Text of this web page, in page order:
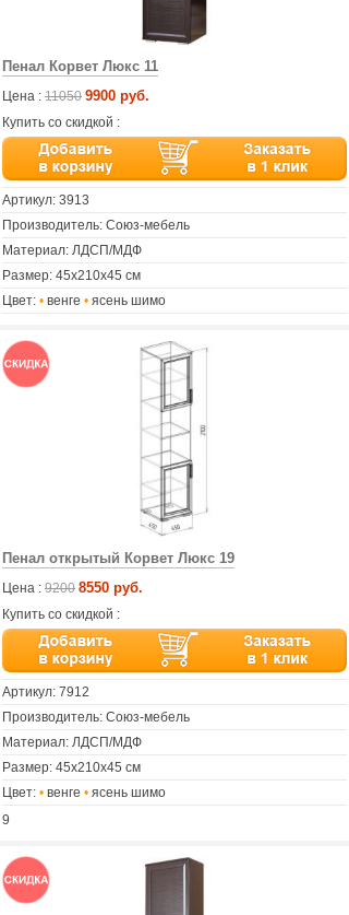
Пенал Корвет Люкс 11
Цена : 11050 9900 руб.
Купить со скидкой :
Артикул: 3913
Производитель: Союз-мебель
Материал: ЛДСП/МДФ
Размер: 45х210х45 см
Цвет: • венге • ясень шимо
Пенал открытый Корвет Люкс 19
Цена : 9200 8550 руб.
Купить со скидкой :
Артикул: 7912
Производитель: Союз-мебель
Материал: ЛДСП/МДФ
Размер: 45х210х45 см
Цвет: • венге • ясень шимо
9